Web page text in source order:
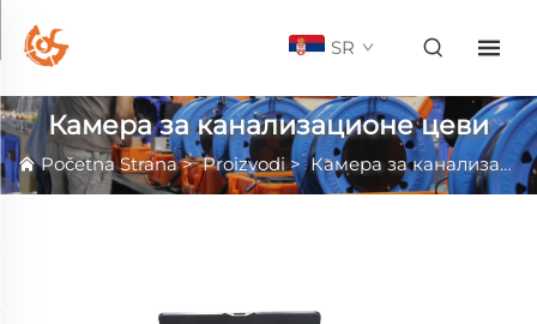
SR
Камера за канализационе цеви
Početna Strana>Proizvodi>Камера за канализационе цеви